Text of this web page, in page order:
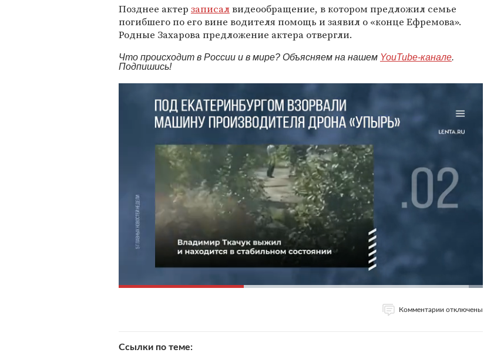
Позднее актер записалвидеообращение, в котором предложил семье
погибшего по его вине водителя помощь и заявил о «конце Ефремова».
Родные Захарова предложение актера отвергли.
Что происходит в России и в мире? Объясняем на нашем YouTube-канале.
Подпишись!
Комментарии отключены
Ссылки по теме